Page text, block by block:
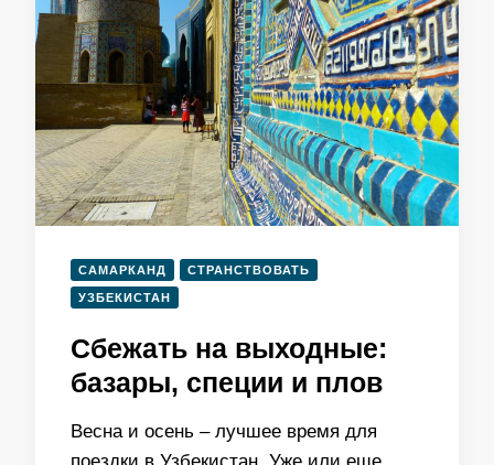
САМАРКАНД СТРАНСТВОВАТЬ
УЗБЕКИСТАН
Сбежать на выходные:
базары, специи и плов
Весна и осень – лучшее время для